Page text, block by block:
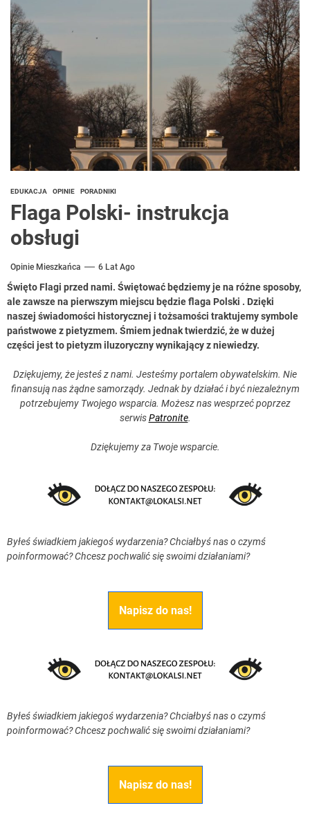
EDUKACJA OPINIE PORADNIKI
Flaga Polski- instrukcja
obsługi
Opinie Mieszkańca 6 Lat Ago
Święto Flagi przed nami. Świętować będziemy je na różne sposoby,
ale zawsze na pierwszym miejscu będzie flaga Polski . Dzięki
naszej świadomości historycznej i tożsamości traktujemy symbole
państwowe z pietyzmem. Śmiem jednak twierdzić, że w dużej
części jest to pietyzm iluzoryczny wynikający z niewiedzy.
Dziękujemy, że jesteś z nami. Jesteśmy portalem obywatelskim. Nie
finansują nas żądne samorządy. Jednak by działać i być niezależnym
potrzebujemy Twojego wsparcia. Możesz nas wesprzeć poprzez
serwisPatronite.
Dziękujemy za Twoje wsparcie.
Byłeś świadkiem jakiegoś wydarzenia? Chciałbyś nas o czymś
poinformować? Chcesz pochwalić się swoimi działaniami?
Napisz do nas!
Byłeś świadkiem jakiegoś wydarzenia? Chciałbyś nas o czymś
poinformować? Chcesz pochwalić się swoimi działaniami?
Napisz do nas!